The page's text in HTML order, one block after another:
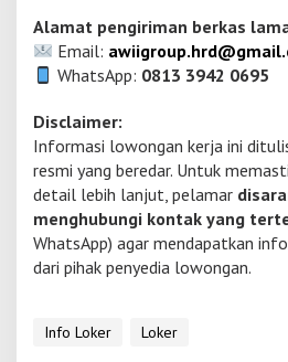
Alamat pengiriman berkas
Email:
WhatsApp: 0813 3942 0695
Disclaimer:
Informasi lowongan kerja ini
resmi yang beredar. Untuk
detail lebih lanjut, pelamar
menghubungi kontak yang
WhatsApp) agar mendapatkan
dari pihak penyedia lowongan.
Info Loker Loker